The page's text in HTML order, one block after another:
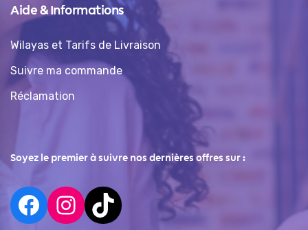
Aide & Informations
Wilayas et Tarifs de Livraison
Suivre ma commande
Réclamation
Soyez le premier à suivre nos dernières offres sur :